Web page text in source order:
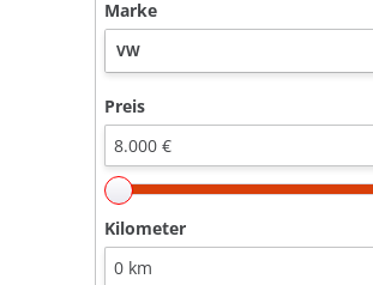
Marke
Preis
Kilometer